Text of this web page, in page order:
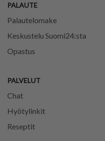
PALAUTE
Palautelomake
Keskustelu Suomi24:sta
Opastus
PALVELUT
Chat
Hyötylinkit
Reseptit